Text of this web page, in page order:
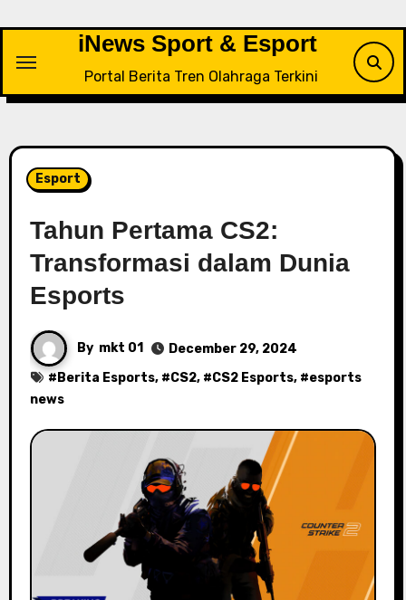
content
iNews Sport & Esport
Portal Berita Tren Olahraga Terkini
Esport
Tahun Pertama CS2:
Transformasi dalam Dunia
Esports
By mkt 01
December 29, 2024
# Berita Esports, #CS2, #CS2 Esports, #esports
news